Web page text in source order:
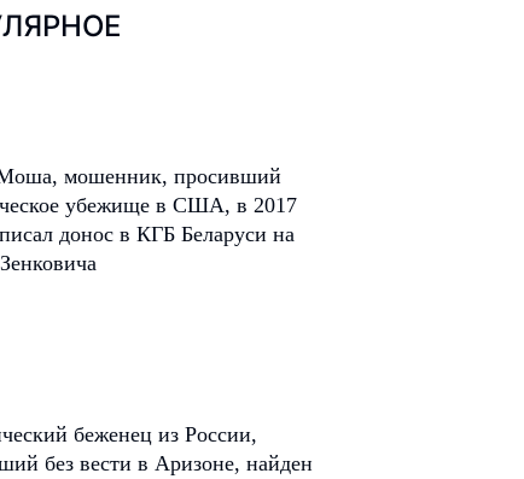
мошенник, просивший
убежище в США, в 2017
донос в КГБ Беларуси на
беженец из России,
без вести в Аризоне, найден